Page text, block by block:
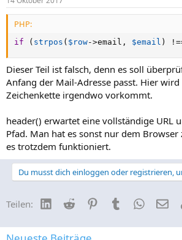
PHP:
if ( strpos ( $row->email , $email )
Dieser Teil ist falsch, denn es soll
Anfang der Mail-Adresse passt. Hier
Zeichenkette irgendwo vorkommt.
header() erwartet eine vollständige URL
Pfad. Man hat es sonst nur dem Browser
es trotzdem funktioniert.
Du musst dich einloggen oder registrieren,
Teilen: LinkedIn
Reddit PinterestTumblr E-